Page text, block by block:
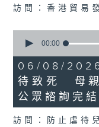
訪問：香港貿易
seconds
14
minutes,
11
seconds
00:00
06/08/
待致死 母親
公眾諮詢完結
訪問：防止虐待